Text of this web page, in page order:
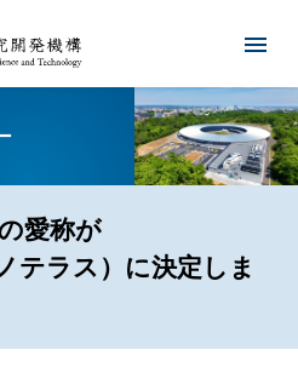
愛称が
テラス）に決定しま